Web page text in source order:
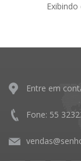
Entre em
Fone: 55